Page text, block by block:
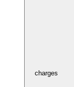
charges